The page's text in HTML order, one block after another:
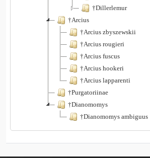
†Dillerlemur
†Arcius
†Arcius zbyszewskii
†Arcius rougieri
†Arcius fuscus
†Arcius hookeri
†Arcius lapparenti
†Purgatoriinae
†Dianomomys
†Dianomomys ambiguus